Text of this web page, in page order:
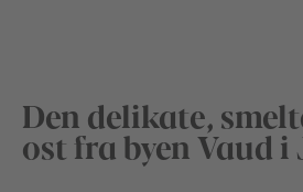
Den delikate,
ost fra byen Vaud i